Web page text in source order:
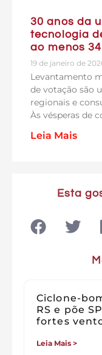
30 anos da
tecnologia
ao menos
19 de janeiro de
Levantamento
de votação são
regionais e
Às vésperas de
Leia Mais
Esta
Ciclone-
RS e põe
fortes
Leia Mais >